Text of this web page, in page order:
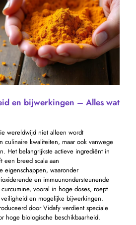
en bijwerkingen – Alles wat
wereldwijd niet alleen wordt
culinaire kwaliteiten, maar ook vanwege
Het belangrijkste actieve ingrediënt in
een breed scala aan
eigenschappen, waaronder
en immuunondersteunende
vooral in hoge doses, roept
en mogelijke bijwerkingen.
door Vidafy verdient speciale
hoge biologische beschikbaarheid.